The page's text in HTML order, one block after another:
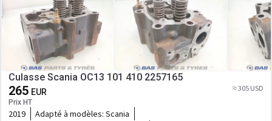
Culasse Scania OC13 101 410 2257165
265 EUR
Prix HT
≈ 305 USD
2019 Adapté à modèles: Scania